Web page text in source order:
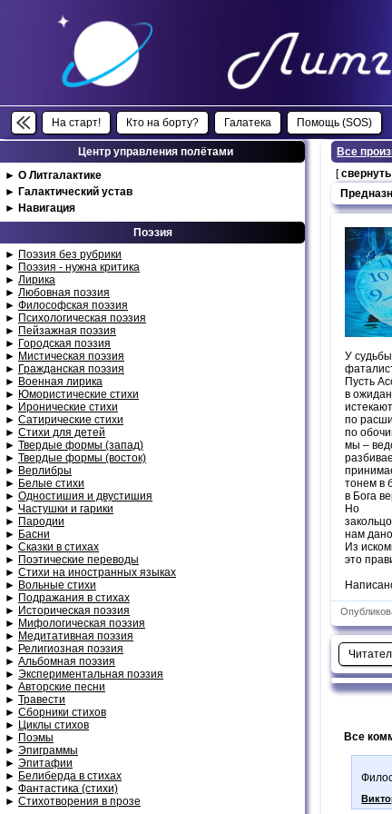
На старт! Кто на борту? Галатека Помощь (SOS)
Центр управления полётами
► О Литгалактике
► Галактический устав
► Навигация
Поэзия
► Поэзия без рубрики
► Поэзия - нужна критика
► Лирика
► Любовная поэзия
► Философская поэзия
► Психологическая поэзия
► Пейзажная поэзия
► Городская поэзия
► Мистическая поэзия
► Гражданская поэзия
► Военная лирика
► Юмористические стихи
► Иронические стихи
► Сатирические стихи
► Стихи для детей
► Твердые формы (запад)
► Твердые формы (восток)
► Верлибры
► Белые стихи
► Одностишия и двустишия
► Частушки и гарики
► Пародии
► Басни
► Сказки в стихах
► Поэтические переводы
► Стихи на иностранных языках
► Вольные стихи
► Подражания в стихах
► Историческая поэзия
► Мифологическая поэзия
► Медитативная поэзия
► Религиозная поэзия
► Альбомная поэзия
► Экспериментальная поэзия
► Авторские песни
► Травести
► Сборники стихов
► Циклы стихов
► Поэмы
► Эпиграммы
► Эпитафии
► Белиберда в стихах
► Фантастика (стихи)
► Стихотворения в прозе
Все
[
У
Пусть
в
по
по
мы –
тонем в
в Бога
Но
нам дано
Из
это
Все